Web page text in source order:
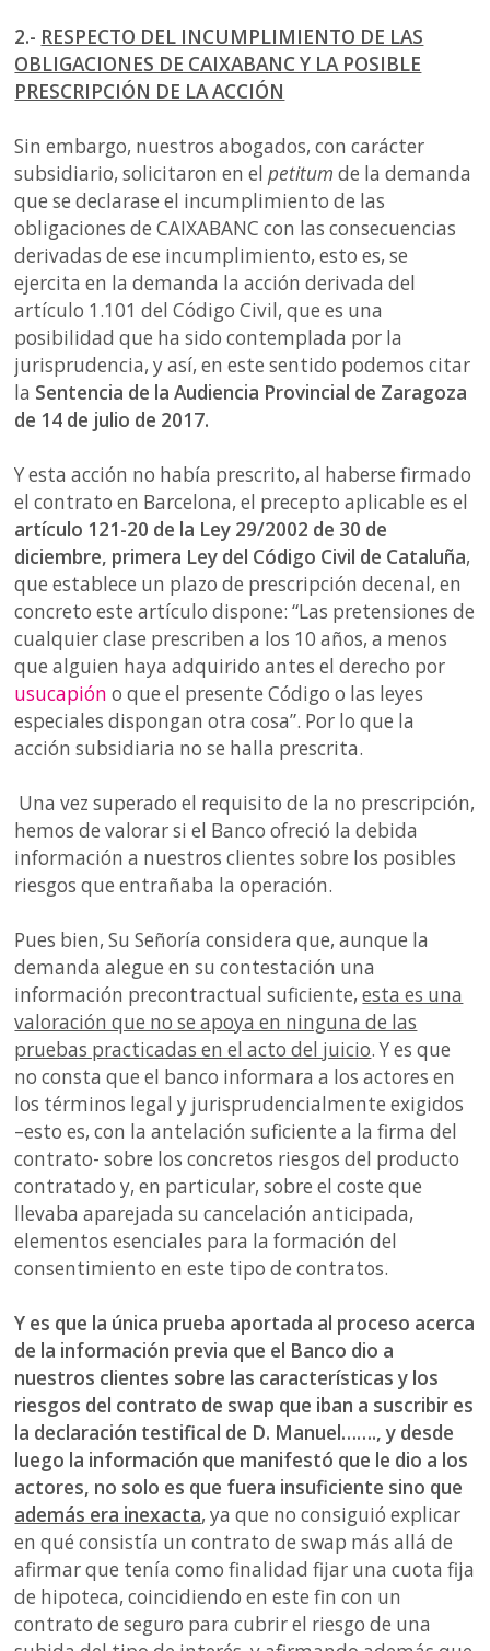
2.- RESPECTO DEL INCUMPLIMIENTO DE LAS
OBLIGACIONES DE CAIXABANC Y LA POSIBLE
PRESCRIPCIÓN DE LA ACCIÓN
Sin embargo, nuestros abogados, con carácter
subsidiario, solicitaron en elpetitum de la demanda
que se declarase el incumplimiento de las
obligaciones de CAIXABANC con las consecuencias
derivadas de ese incumplimiento, esto es, se
ejercita en la demanda la acción derivada del
artículo 1.101 del Código Civil, que es una
posibilidad que ha sido contemplada por la
jurisprudencia, y así, en este sentido podemos citar
la Sentencia de la Audiencia Provincial de Zaragoza
de 14 de julio de 2017.
Y esta acción no había prescrito, al haberse firmado
el contrato en Barcelona, el precepto aplicable es el
artículo 121-20 de la Ley 29/2002 de 30 de
diciembre, primera Ley del Código Civil de Cataluña,
que establece un plazo de prescripción decenal, en
concreto este artículo dispone: “Las pretensiones de
cualquier clase prescriben a los 10 años, a menos
que alguien haya adquirido antes el derecho por
usucapión o que el presente Código o las leyes
especiales dispongan otra cosa”. Por lo que la
acción subsidiaria no se halla prescrita.
Una vez superado el requisito de la no prescripción,
hemos de valorar si el Banco ofreció la debida
información a nuestros clientes sobre los posibles
riesgos que entrañaba la operación.
Pues bien, Su Señoría considera que, aunque la
demanda alegue en su contestación una
información precontractual suficiente,esta es una
valoración que no se apoya en ninguna de las
pruebas practicadas en el acto del juicio. Y es que
no consta que el banco informara a los actores en
los términos legal y jurisprudencialmente exigidos
–esto es, con la antelación suficiente a la firma del
contrato- sobre los concretos riesgos del producto
contratado y, en particular, sobre el coste que
llevaba aparejada su cancelación anticipada,
elementos esenciales para la formación del
consentimiento en este tipo de contratos.
Y es que la única prueba aportada al proceso acerca
de la información previa que el Banco dio a
nuestros clientes sobre las características y los
riesgos del contrato de swap que iban a suscribir es
la declaración testifical de D. Manuel……., y desde
luego la información que manifestó que le dio a los
actores, no solo es que fuera insuficiente sino que
además era inexacta, ya que no consiguió explicar
en qué consistía un contrato de swap más allá de
afirmar que tenía como finalidad fijar una cuota fija
de hipoteca, coincidiendo en este fin con un
contrato de seguro para cubrir el riesgo de una